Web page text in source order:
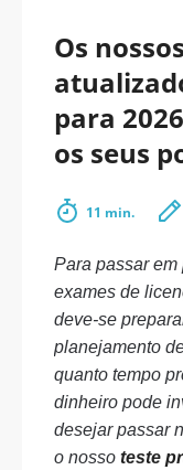
Os
para
os seus
11 min.
Para passar
exames de
deve-se
planejamento
quanto tempo
dinheiro pode
desejar passar
o nosso teste